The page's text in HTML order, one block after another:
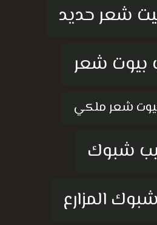
شعر حديد
بيوت شعر
شعر ملكي
شبوك
المزارع